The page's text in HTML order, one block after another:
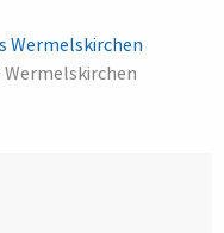
Wermelskirchen
Wermelskirchen